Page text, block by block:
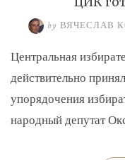
by ВЯЧЕСЛАВ
Центральная
действительно
упорядочения
народный депутат